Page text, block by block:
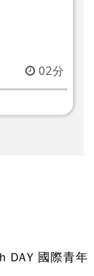
02分
DAY 國際青年